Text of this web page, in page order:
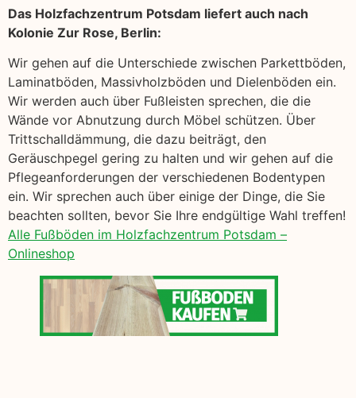
Das Holzfachzentrum Potsdam liefert auch nach
Kolonie Zur Rose, Berlin:
Wir gehen auf die Unterschiede zwischen Parkettböden,
Laminatböden, Massivholzböden und Dielenböden ein.
Wir werden auch über Fußleisten sprechen, die die
Wände vor Abnutzung durch Möbel schützen. Über
Trittschalldämmung, die dazu beiträgt, den
Geräuschpegel gering zu halten und wir gehen auf die
Pflegeanforderungen der verschiedenen Bodentypen
ein. Wir sprechen auch über einige der Dinge, die Sie
beachten sollten, bevor Sie Ihre endgültige Wahl treffen!
Alle Fußböden im Holzfachzentrum Potsdam –
Onlineshop